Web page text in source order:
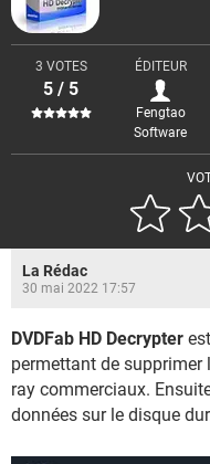
3 VOTES
5 / 5
ÉDITEUR
Fengtao
Software
La Rédac
30 mai 2022 17:57
DVDFab HD Decrypter
permettant de supprimer
ray commerciaux.
données sur le disque